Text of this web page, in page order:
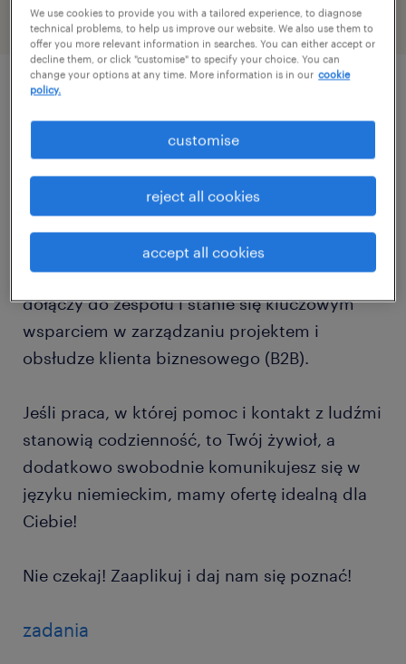
Dla naszego Klienta, lidera w dynamicznie
rozwijającej się branży drukarskiej,
poszukujemy osoby, która z entuzjazmem
dołączy do zespołu i stanie się kluczowym
wsparciem w zarządzaniu projektem i
obsłudze klienta biznesowego (B2B).
Jeśli praca, w której pomoc i kontakt z ludźmi
stanowią codzienność, to Twój żywioł, a
dodatkowo swobodnie komunikujesz się w
języku niemieckim, mamy ofertę idealną dla
Ciebie!
Nie czekaj! Zaaplikuj i daj nam się poznać!
zadania
We use cookies to provide you with a tailored experience, to diagnose
technical problems, to help us improve our website. We also use them to
offer you more relevant information in searches. You can either accept or
decline them, or click "customise" to specify your choice. You can
change your options at any time. More information is in our cookie
policy.
accept all cookies
reject all cookies
customise